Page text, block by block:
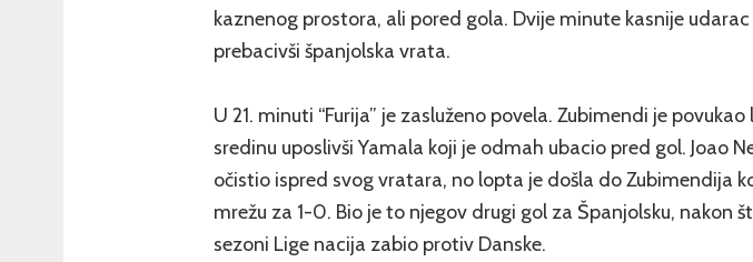
kaznenog prostora, ali pored gola. Dvije minute kasnije
prebacivši španjolska vrata.
U 21. minuti “Furija” je zasluženo povela. Zubimendi je
sredinu uposlivši Yamala koji je odmah ubacio pred gol. Joao
očistio ispred svog vratara, no lopta je došla do Zubimendija
mrežu za 1-0. Bio je to njegov drugi gol za Španjolsku, nakon
sezoni Lige nacija zabio protiv Danske.